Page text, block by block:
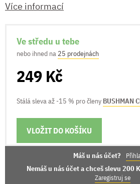
Více informací
Ve středu u tebe
nebo ihned na 25 prodejnách
249 Kč
Stálá sleva až -15 % pro členy BUSHMAN
VLOŽIT DO KOŠÍKU
MOŽNOSTI DORUČENÍ
Máš u nás účet?
Nemáš u nás účet a chceš slevu 200
Zaregistruj se